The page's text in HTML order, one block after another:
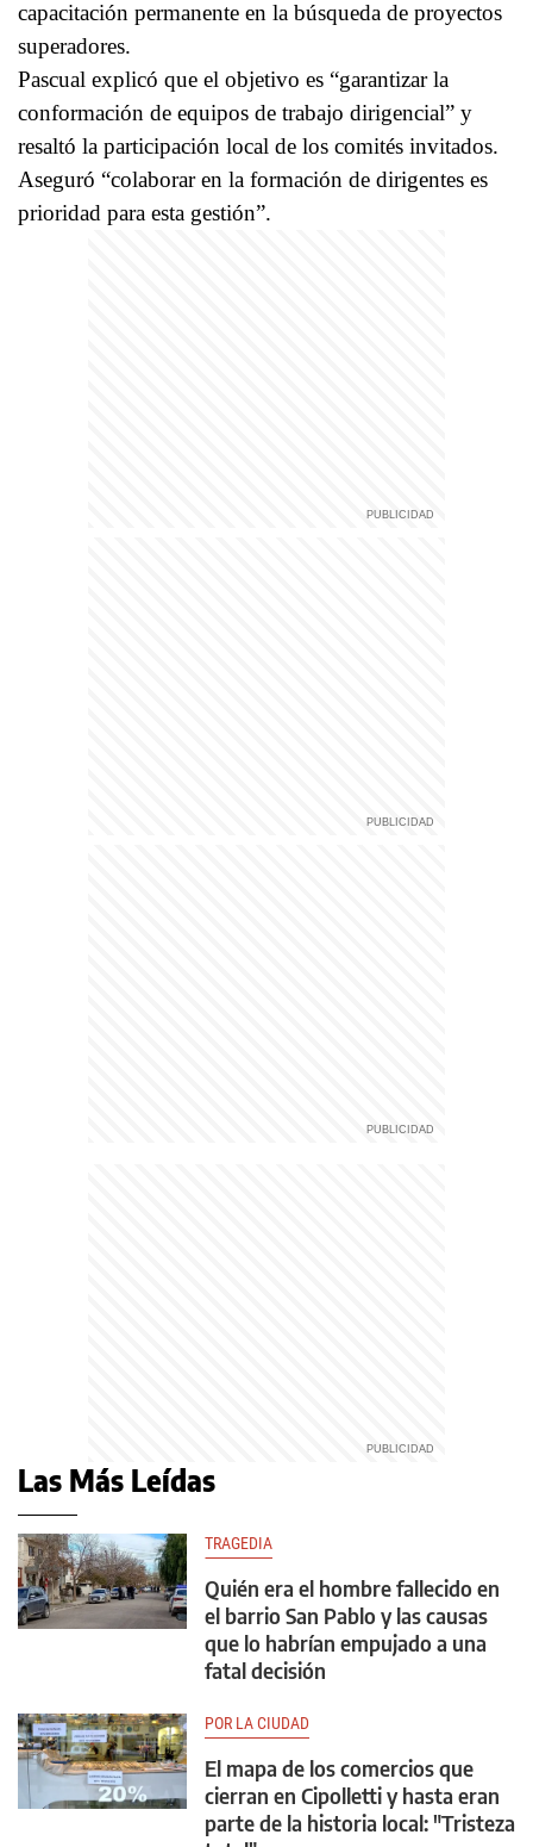
capacitación permanente en la búsqueda de proyectos
superadores.
Pascual explicó que el objetivo es “garantizar la
conformación de equipos de trabajo dirigencial” y
resaltó la participación local de los comités invitados.
Aseguró “colaborar en la formación de dirigentes es
prioridad para esta gestión”.
Las Más Leídas
TRAGEDIA
Quién era el hombre fallecido en
el barrio San Pablo y las causas
que lo habrían empujado a una
fatal decisión
POR LA CIUDAD
El mapa de los comercios que
cierran en Cipolletti y hasta eran
parte de la historia local: "Tristeza